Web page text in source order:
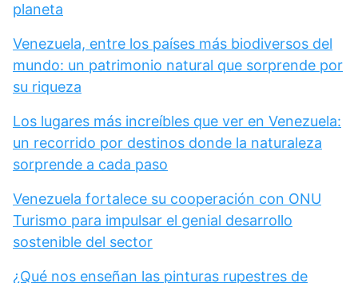
planeta
Venezuela, entre los países más biodiversos del
mundo: un patrimonio natural que sorprende por
su riqueza
Los lugares más increíbles que ver en Venezuela:
un recorrido por destinos donde la naturaleza
sorprende a cada paso
Venezuela fortalece su cooperación con ONU
Turismo para impulsar el genial desarrollo
sostenible del sector
¿Qué nos enseñan las pinturas rupestres de